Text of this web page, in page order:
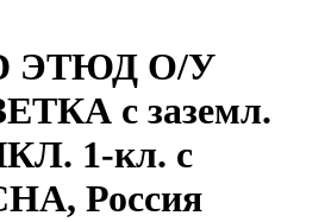
ЭТЮД О/У
с заземл.
1-кл. с
Россия